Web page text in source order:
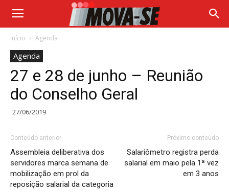
Início Agenda
Agenda
27 e 28 de junho – Reunião
do Conselho Geral
27/06/2019
Conteúdo anterior
Assembleia deliberativa dos
servidores marca semana de
mobilização em prol da
reposição salarial da categoria
Próximo conteúdo
Salariômetro registra perda
salarial em maio pela 1ª vez
em 3 anos